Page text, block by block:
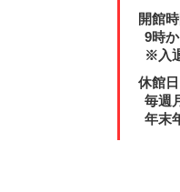
開館時
9時
※入
休館日
毎週
年末